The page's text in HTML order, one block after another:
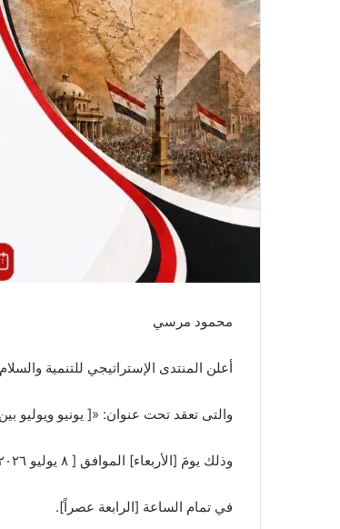
محمود مرسي
أعلن المنتدى الإستراتيجي للتنمية
والتى تعقد تحت عنوان: «[ يونيو ويوليو
وذلك يومَ [الأربعاء] الموافق [ ٨ يوليو ٢٠٢٦]،
في تمام الساعة [الرابعة عصراً].